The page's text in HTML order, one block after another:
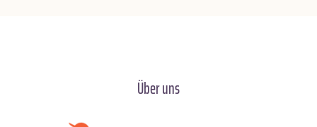
Über uns